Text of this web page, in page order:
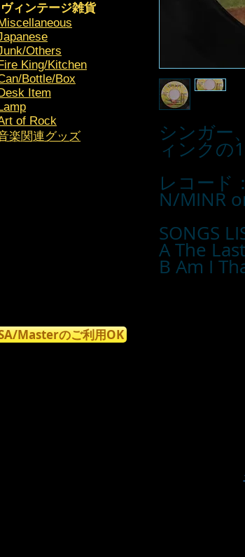
シンガー
ィンクの
レコード
N/MINR
SONGS
A The
B Am I
Masterのご利用OK
ヴィンテージ雑貨
Others
King/Kitchen
Bottle/Box
Item
of Rock
楽関連グッズ